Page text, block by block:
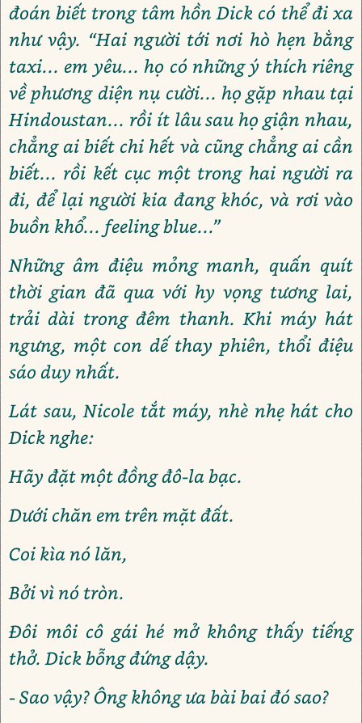
đoán biết trong tâm hồn Dick có thể đi xa
như vậy. “Hai người tới nơi hò hẹn bằng
taxi... em yêu... họ có những ý thích riêng
về phương diện nụ cười... họ gặp nhau tại
Hindoustan... rồi ít lâu sau họ giận nhau,
chẳng ai biết chi hết và cũng chẳng ai cần
biết... rồi kết cục một trong hai người ra
đi, để lại người kia đang khóc, và rơi vào
buồn khổ... feeling blue...”
Những âm điệu mỏng manh, quấn quít
thời gian đã qua với hy vọng tương lai,
trải dài trong đêm thanh. Khi máy hát
ngưng, một con dế thay phiên, thổi điệu
sáo duy nhất.
Lát sau, Nicole tắt máy, nhè nhẹ hát cho
Dick nghe:
Hãy đặt một đồng đô-la bạc.
Dưới chăn em trên mặt đất.
Coi kìa nó lăn,
Bởi vì nó tròn.
Đôi môi cô gái hé mở không thấy tiếng
thở. Dick bỗng đứng dậy.
- Sao vậy? Ông không ưa bài bai đó sao?